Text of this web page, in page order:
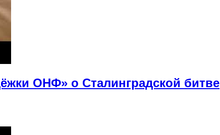
ОНФ» о Сталинградской битве